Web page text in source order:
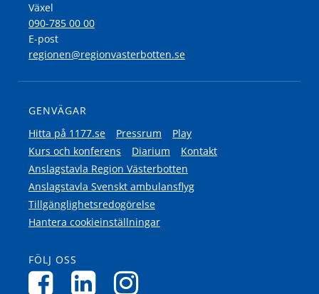
Växel
090-785 00 00
E-post
regionen@regionvasterbotten.se
GENVÄGAR
Hitta på 1177.se
Pressrum
Play
Kurs och konferens
Diarium
Kontakt
Anslagstavla Region Västerbotten
Anslagstavla Svenskt ambulansflyg
Tillgänglighetsredogörelse
Hantera cookieinställningar
FÖLJ OSS